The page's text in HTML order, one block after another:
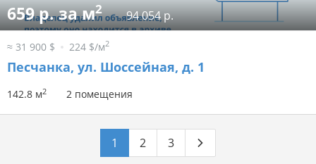
659 р. за м2 94 054 р.
≈ 31 900 $ 224 $/м2
Песчанка, ул. Шоссейная, д. 1
142.8 м2 2 помещения
1 2 3